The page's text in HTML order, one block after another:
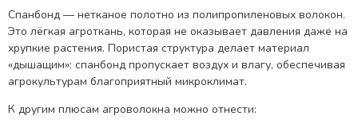
Спанбонд — нетканое полотно из полипропиленовых волокон.
Это лёгкая агроткань, которая не оказывает давления даже на
хрупкие растения. Пористая структура делает материал
«дышащим»: спанбонд пропускает воздух и влагу, обеспечивая
агрокультурам благоприятный микроклимат.
К другим плюсам агроволокна можно отнести: